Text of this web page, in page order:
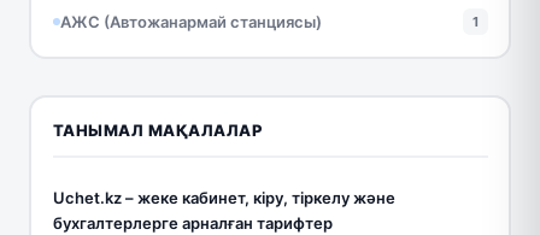
АЖС (Автожанармай станциясы) 1
ТАНЫМАЛ МАҚАЛАЛАР
Uchet.kz – жеке кабинет, кіру, тіркелу және
бухгалтерлерге арналған тарифтер